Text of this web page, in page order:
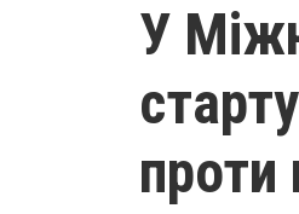
У
проти